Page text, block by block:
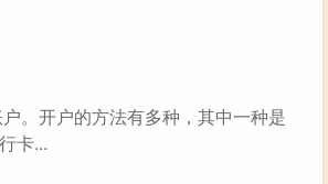
。开户的方法有多种，其中一种是
卡...